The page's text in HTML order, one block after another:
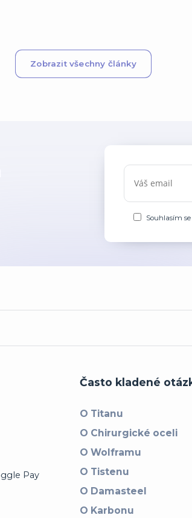
Zobrazit všechny články
Souhlasím se
Často kladené
O Titanu
O Chirurgické oceli
O Wolframu
O Tistenu
O Damasteel
O Karbonu